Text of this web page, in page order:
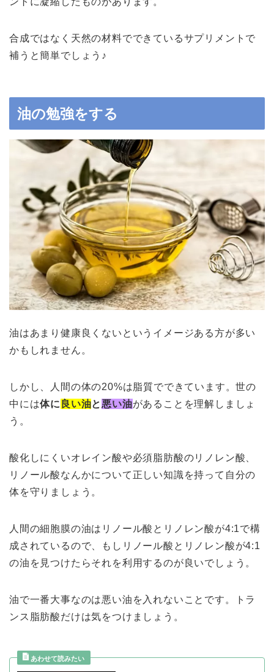
合成ではなく天然の材料でできているサプリメントで
補うと簡単でしょう♪
油の勉強をする
油はあまり健康良くないというイメージある方が多い
かもしれません。
しかし、人間の体の20%は脂質でできています。世の
中には体に 良い油と 悪い油があることを理解しましょ
う。
酸化しにくいオレイン酸や必須脂肪酸のリノレン酸、
リノール酸なんかについて正しい知識を持って自分の
体を守りましょう。
人間の細胞膜の油はリノール酸とリノレン酸が4:1で構
成されているので、もしリノール酸とリノレン酸が4:1
の油を見つけたらそれを利用するのが良いでしょう。
油で一番大事なのは悪い油を入れないことです。トラ
ンス脂肪酸だけは気をつけましょう。